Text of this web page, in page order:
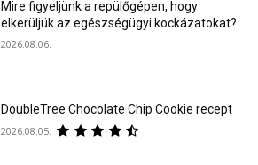
Mire figyeljünk a repülőgépen, hogy
elkerüljük az egészségügyi kockázatokat?
2026.08.06.
DoubleTree Chocolate Chip Cookie recept
2026.08.05.